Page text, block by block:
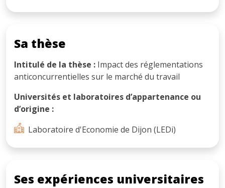
Sa thèse
Intitulé de la thèse : Impact des réglementations
anticoncurrentielles sur le marché du travail
Universités et laboratoires d’appartenance ou
d’origine :
Laboratoire d'Economie de Dijon (LEDi)
Ses expériences universitaires